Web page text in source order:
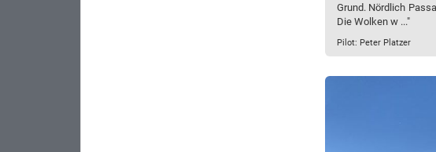
Grund. Nördlich
Die Wolken w ..."
Pilot: Peter Platzer